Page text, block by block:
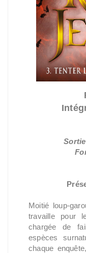
Moitié loup-
travaille pour
chargée de
espèces
chaque